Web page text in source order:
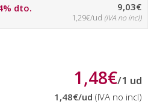
dto. 9,03€
1,29€/ud (IVA no incl)
1,48€/1 ud
1,48€/ud (IVA no incl)